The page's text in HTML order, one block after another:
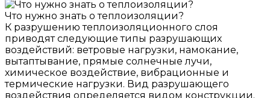
Что нужно знать о теплоизоляции?
К разрушению теплоизоляционного слоя
приводят следующие типы разрушающих
воздействий: ветровые нагрузки, намокание,
вытаптывание, прямые солнечные лучи,
химическое воздействие, вибрационные и
термические нагрузки. Вид разрушающего
воздействия определяется видом конструкции.